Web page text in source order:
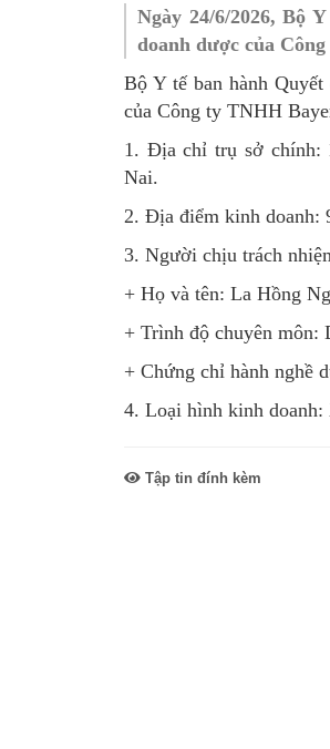
Ngày 24/6/2026, Bộ
doanh dược của
Bộ Y tế ban hành
của Công ty TNHH
1. Địa chỉ trụ sở chính:
Nai.
2. Địa điểm kinh doanh:
3. Người chịu trách
+ Họ và tên: La Hồng
+ Trình độ chuyên môn:
+ Chứng chỉ hành nghề
4. Loại hình kinh doanh:
Tập tin đính kèm